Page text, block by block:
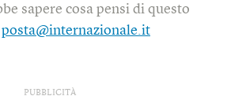
sapere cosa pensi di questo
posta@internazionale.it
PUBBLICITÀ